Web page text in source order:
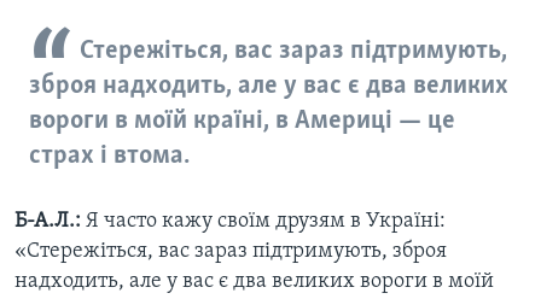
Стережіться, вас зараз підтримують,
зброя надходить, але у вас є два великих
вороги в моїй країні, в Америці — це
страх і втома.
Б-А.Л.: Я часто кажу своїм друзям в Україні:
«Стережіться, вас зараз підтримують, зброя
надходить, але у вас є два великих вороги в моїй